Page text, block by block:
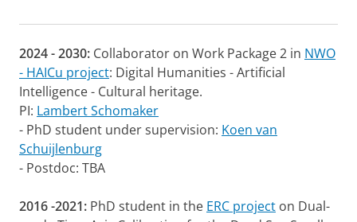
k
d
i
n
I
e
r
c
h
P
o
r
2024 - 2030: Collaborator on Work Package 2 in NWO
- HAICu project: Digital Humanities - Artificial
Intelligence - Cultural heritage.
PI: Lambert Schomaker
- PhD student under supervision: Koen van
Schuijlenburg
- Postdoc: TBA
2016 -2021: PhD student in the ERC project on Dual-